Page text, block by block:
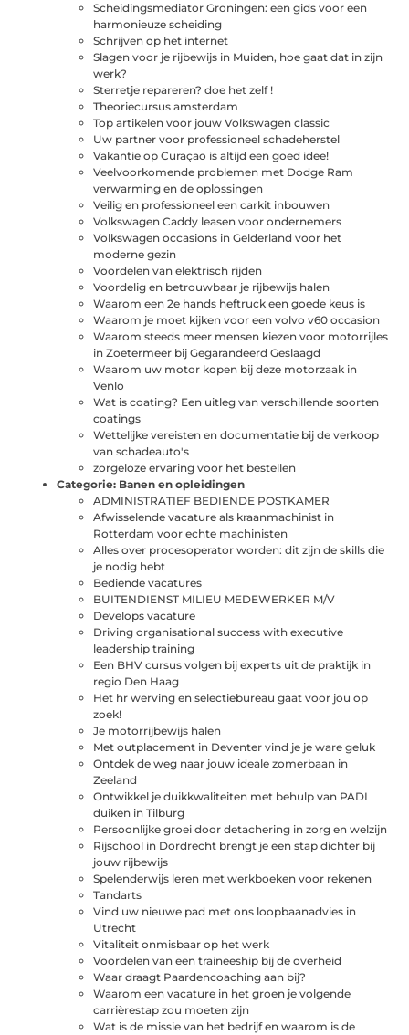
Scheidingsmediator Groningen: een gids voor een
harmonieuze scheiding
Schrijven op het internet
Slagen voor je rijbewijs in Muiden, hoe gaat dat in zijn
werk?
Sterretje repareren? doe het zelf !
Theoriecursus amsterdam
Top artikelen voor jouw Volkswagen classic
Uw partner voor professioneel schadeherstel
Vakantie op Curaçao is altijd een goed idee!
Veelvoorkomende problemen met Dodge Ram
verwarming en de oplossingen
Veilig en professioneel een carkit inbouwen
Volkswagen Caddy leasen voor ondernemers
Volkswagen occasions in Gelderland voor het
moderne gezin
Voordelen van elektrisch rijden
Voordelig en betrouwbaar je rijbewijs halen
Waarom een 2e hands heftruck een goede keus is
Waarom je moet kijken voor een volvo v60 occasion
Waarom steeds meer mensen kiezen voor motorrijles
in Zoetermeer bij Gegarandeerd Geslaagd
Waarom uw motor kopen bij deze motorzaak in
Venlo
Wat is coating? Een uitleg van verschillende soorten
coatings
Wettelijke vereisten en documentatie bij de verkoop
van schadeauto's
zorgeloze ervaring voor het bestellen
Categorie: Banen en opleidingen
ADMINISTRATIEF BEDIENDE POSTKAMER
Afwisselende vacature als kraanmachinist in
Rotterdam voor echte machinisten
Alles over procesoperator worden: dit zijn de skills die
je nodig hebt
Bediende vacatures
BUITENDIENST MILIEU MEDEWERKER M/V
Develops vacature
Driving organisational success with executive
leadership training
Een BHV cursus volgen bij experts uit de praktijk in
regio Den Haag
Het hr werving en selectiebureau gaat voor jou op
zoek!
Je motorrijbewijs halen
Met outplacement in Deventer vind je je ware geluk
Ontdek de weg naar jouw ideale zomerbaan in
Zeeland
Ontwikkel je duikkwaliteiten met behulp van PADI
duiken in Tilburg
Persoonlijke groei door detachering in zorg en welzijn
Rijschool in Dordrecht brengt je een stap dichter bij
jouw rijbewijs
Spelenderwijs leren met werkboeken voor rekenen
Tandarts
Vind uw nieuwe pad met ons loopbaanadvies in
Utrecht
Vitaliteit onmisbaar op het werk
Voordelen van een traineeship bij de overheid
Waar draagt Paardencoaching aan bij?
Waarom een vacature in het groen je volgende
carrièrestap zou moeten zijn
Wat is de missie van het bedrijf en waarom is de